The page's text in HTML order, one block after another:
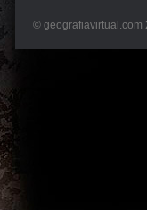
© geografiavirtual.com